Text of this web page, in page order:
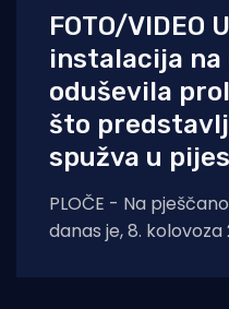
FOTO/VIDEO
instalacija na
oduševila
što
spužva u
PLOČE - Na
danas je, 8.